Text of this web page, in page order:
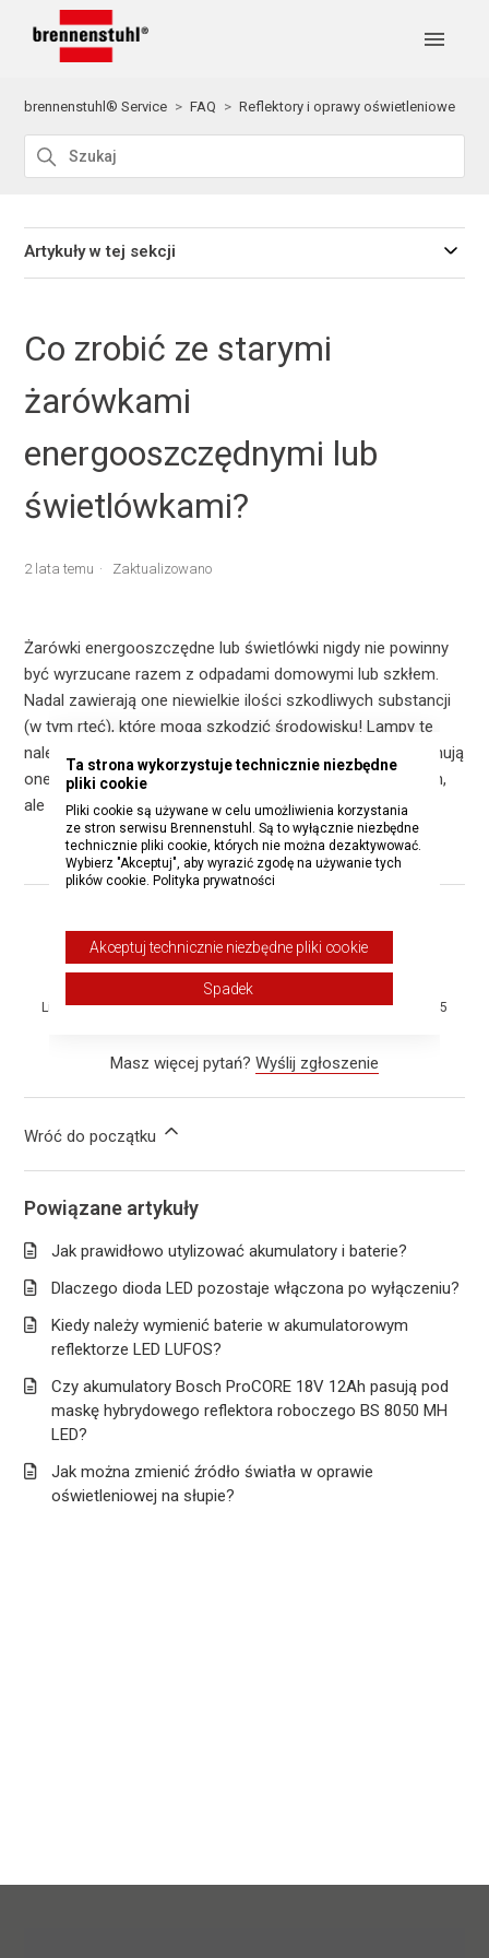
brennenstuhl® Service FAQ Reflektory i oprawy oświetleniowe
Artykuły w tej sekcji
Co zrobić ze starymi
żarówkami
energooszczędnymi lub
świetlówkami?
2 lata temu Zaktualizowano
Żarówki energooszczędne lub świetlówki nigdy nie powinny
być wyrzucane razem z odpadami domowymi lub szkłem.
Nadal zawierają one niewielkie ilości szkodliwych substancji
(w tym rtęć), które mogą szkodzić środowisku! Lampy te
należy utylizować w publicznych punktach utylizacji. Obejmują
one centra recyklingu, które są dostępne w wielu miastach,
ale także tak zwane pojazdy zbierające zanieczyszczenia.
Czy ten artykuł był pomocny?
Tak Nie
Liczba użytkowników, którzy uważają ten artykuł za przydatny: 4 z 5
Masz więcej pytań? Wyślij zgłoszenie
Wróć do początku
Powiązane artykuły
Jak prawidłowo utylizować akumulatory i baterie?
Dlaczego dioda LED pozostaje włączona po wyłączeniu?
Kiedy należy wymienić baterie w akumulatorowym
reflektorze LED LUFOS?
Czy akumulatory Bosch ProCORE 18V 12Ah pasują pod
maskę hybrydowego reflektora roboczego BS 8050 MH
LED?
Jak można zmienić źródło światła w oprawie
oświetleniowej na słupie?
Ta strona wykorzystuje technicznie niezbędne
pliki cookie
Pliki cookie są używane w celu umożliwienia korzystania
ze stron serwisu Brennenstuhl. Są to wyłącznie niezbędne
technicznie pliki cookie, których nie można dezaktywować.
Wybierz "Akceptuj", aby wyrazić zgodę na używanie tych
plików cookie. Polityka prywatności
Akceptuj technicznie niezbędne pliki cookie
Spadek